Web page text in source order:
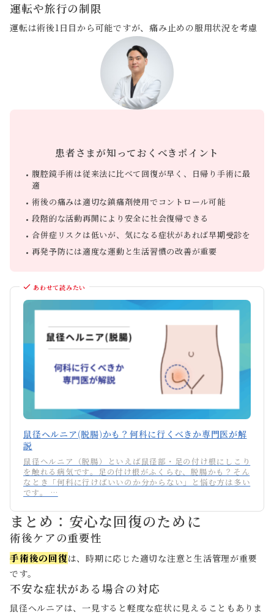
運転や旅行の制限
運転は術後1日目から可能ですが、痛み止めの服用状況を考慮
患者さまが知っておくべきポイント
腹腔鏡手術は従来法に比べて回復が早く、日帰り手術に最
適
術後の痛みは適切な鎮痛剤使用でコントロール可能
段階的な活動再開により安全に社会復帰できる
合併症リスクは低いが、気になる症状があれば早期受診を
再発予防には適度な運動と生活習慣の改善が重要
鼠径ヘルニア(脱腸)かも？何科に行くべきか専門医が解
説
鼠径ヘルニア（脱腸）といえば鼠径部・足の付け根にしこり
を触れる病気です。足の付け根がふくらむ、脱腸かも？そん
なとき「何科に行けばいいのか分からない」と悩む方は多い
です。 …
あわせて読みたい
まとめ：安心な回復のために
術後ケアの重要性
手術後の回復は、時期に応じた適切な注意と生活管理が重要
です。
不安な症状がある場合の対応
鼠径ヘルニアは、一見すると軽度な症状に見えることもありま